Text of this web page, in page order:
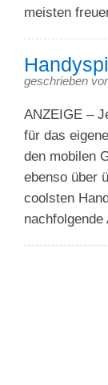
meisten
geschrieben
ANZEIGE –
für das
den mobilen
ebenso über
coolsten